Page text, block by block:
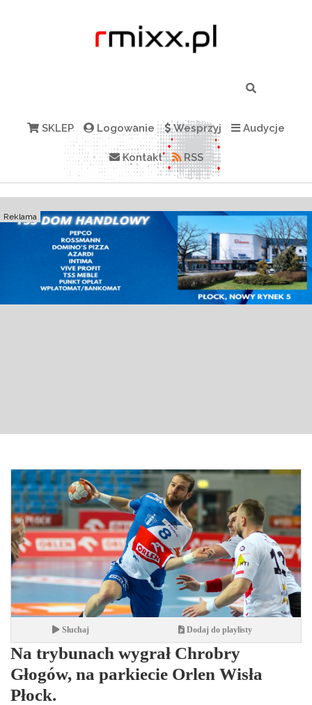
SKLEP Logowanie Wesprzyj Audycje
Kontakt RSS
Reklama
Słuchaj Dodaj do playlisty
Na trybunach wygrał Chrobry
Głogów, na parkiecie Orlen Wisła
Płock.